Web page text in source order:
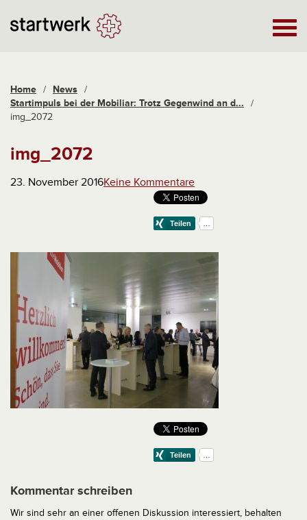
Home / News /
Startimpuls bei der Mobiliar: Trotz Gegenwind an d...
/
img_2072
img_2072
23. November 2016Keine Kommentare
Kommentar schreiben
Wir sind sehr an einer offenen Diskussion interessiert, behalten